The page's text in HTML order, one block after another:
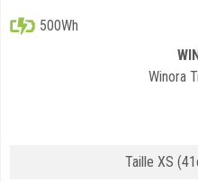
500Wh
Winora
Taille XS